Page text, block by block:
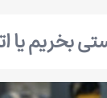
بخریم یا